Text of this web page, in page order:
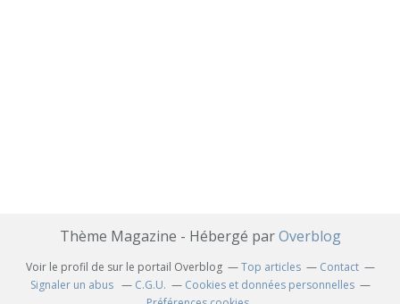
Thème Magazine - Hébergé parOverblog
Voir le profil de sur le portail Overblog Top articles
Contact
Signaler un abus
C.G.U.
Cookies et données personnelles